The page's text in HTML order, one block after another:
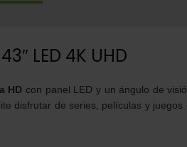
LED 4K UHD
HD con panel LED y un ángulo de
disfrutar de series, películas y juegos